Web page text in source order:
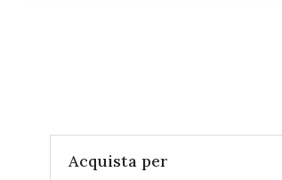
Acquista per